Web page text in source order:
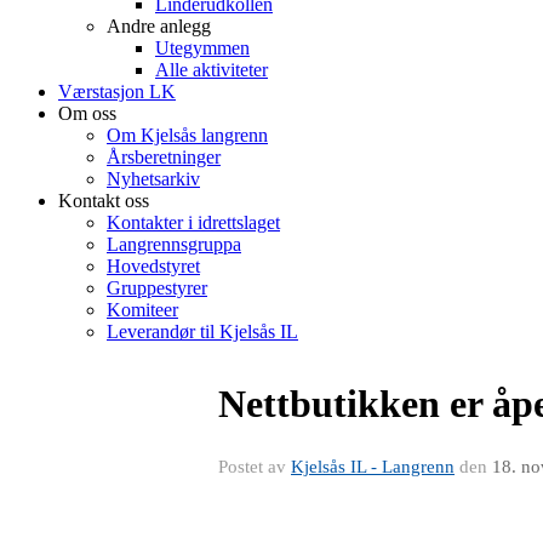
Linderudkollen
Andre anlegg
Utegymmen
Alle aktiviteter
Værstasjon LK
Om oss
Om Kjelsås langrenn
Årsberetninger
Nyhetsarkiv
Kontakt oss
Kontakter i idrettslaget
Langrennsgruppa
Hovedstyret
Gruppestyrer
Komiteer
Leverandør til Kjelsås IL
Nettbutikken er
Postet av Kjelsås IL - Langrenn den 18.